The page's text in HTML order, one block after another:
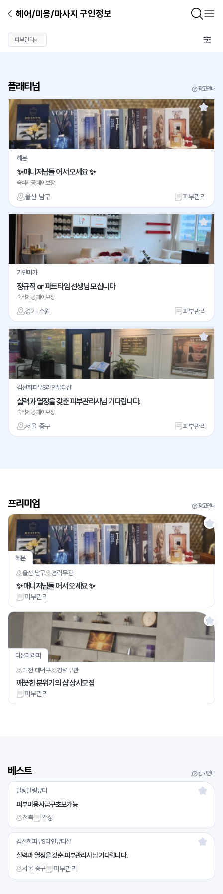
헤어/미용/마사지 구인정보
피부관리 ×
플래티넘 광고안내
헤븐
✨ 매니저님들 어서 오세요 ✨
숙식제공,페이보장
울산 남구 피부관리
가인미가
정규직 or 파트타임 선생님 모십니다
숙식제공,페이보장
경기 수원 피부관리
김선희피부S라인뷰티샵
실력과 열정을 갖춘 피부관리사님 기다립니다.
숙식제공,페이보장
서울 중구 피부관리
프리미엄 광고안내
헤븐
울산 남구
경력무관
✨ 매니저님들 어서 오세요 ✨
피부관리
다온테라피
대전 대덕구
경력무관
깨끗한 분위기의 샵 상시모집
피부관리
베스트 광고안내
달링달링뷰티
피부미용사급구초보가능
전북 왁싱
김선희피부S라인뷰티샵
실력과 열정을 갖춘 피부관리사님 기다립니다.
서울 중구 피부관리